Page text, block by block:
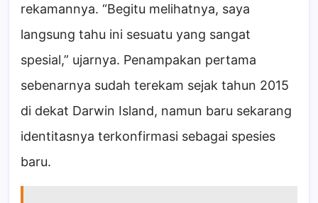
rekamannya. “Begitu melihatnya, saya
langsung tahu ini sesuatu yang sangat
spesial,” ujarnya. Penampakan pertama
sebenarnya sudah terekam sejak tahun 2015
di dekat Darwin Island, namun baru sekarang
identitasnya terkonfirmasi sebagai spesies
baru.